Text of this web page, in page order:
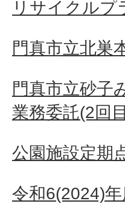
リサイクルプ
門真市立北巣
門真市立砂子
業務委託(2回
公園施設定期
令和6(2024)